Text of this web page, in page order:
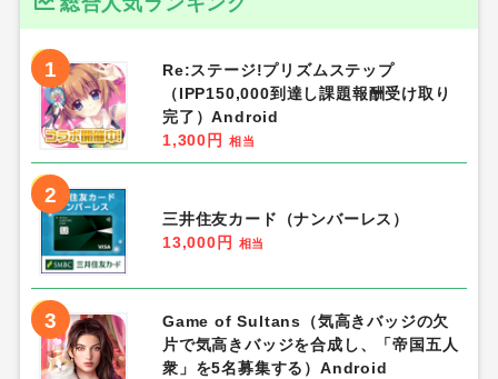
1
Re:ステージ!プリズムステップ
（IPP150,000到達し課題報酬受け取り
完了）Android
1,300円
相当
2
三井住友カード（ナンバーレス）
13,000円
相当
3
Game of Sultans（気高きバッジの欠
片で気高きバッジを合成し、「帝国五人
衆」を5名募集する）Android